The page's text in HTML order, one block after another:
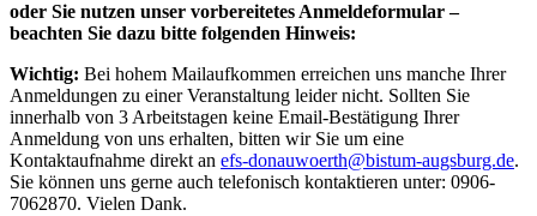
oder Sie nutzen unser vorbereitetes Anmeldeformular –
beachten Sie dazu bitte folgenden Hinweis:
Wichtig: Bei hohem Mailaufkommen erreichen uns manche Ihrer
Anmeldungen zu einer Veranstaltung leider nicht. Sollten Sie
innerhalb von 3 Arbeitstagen keine Email-Bestätigung Ihrer
Anmeldung von uns erhalten, bitten wir Sie um eine
Kontaktaufnahme direkt an efs-donauwoerth@bistum-augsburg.de.
Sie können uns gerne auch telefonisch kontaktieren unter: 0906-
7062870. Vielen Dank.